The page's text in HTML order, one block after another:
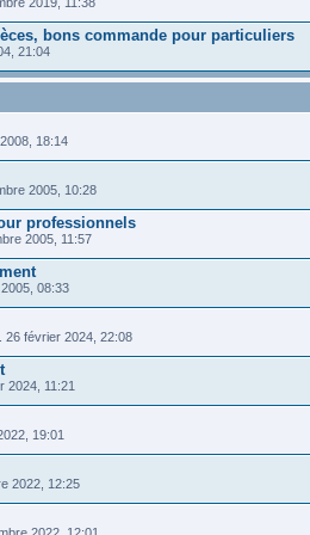
bons commande pour particuliers
21:04
18:14
2005, 10:28
professionnels
2005, 11:57
08:33
26 février 2024, 22:08
2024, 11:21
19:01
2022, 12:25
2022, 12:01